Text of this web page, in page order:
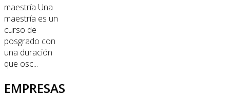
maestría Una
maestría es un
curso de
posgrado con
una duración
que osc...
EMPRESAS